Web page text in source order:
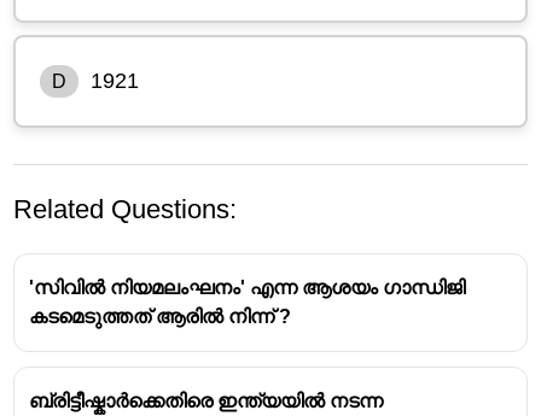
D 1921
1918-ലെ ഖേഡാ കർഷക സമരം
Related Questions:
'സിവിൽ നിയമലംഘനം' എന്ന ആശയം ഗാന്ധിജി
കടമെടുത്തത് ആരിൽ നിന്ന് ?
ബ്രിട്ടീഷ്കാർക്കെതിരെ ഇന്ത്യയിൽ നടന്ന